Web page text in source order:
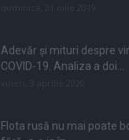
Adevăr și mituri despre
COVID-19. Analiza a doi...
Flota rusă nu mai poate